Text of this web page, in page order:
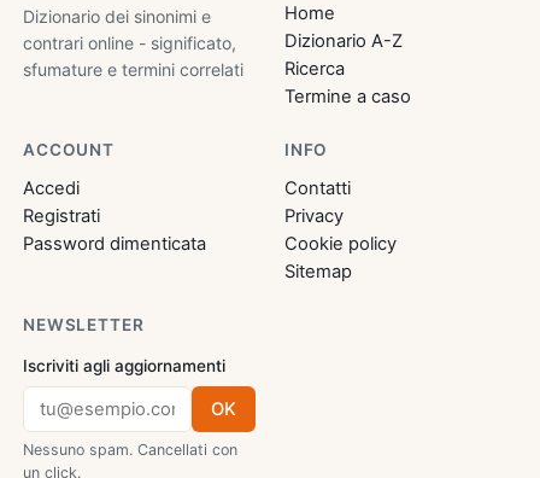
Dizionario dei sinonimi e
contrari online - significato,
sfumature e termini correlati
Home
Dizionario A-Z
Ricerca
Termine a caso
ACCOUNT
Accedi
Registrati
Password dimenticata
INFO
Contatti
Privacy
Cookie policy
Sitemap
NEWSLETTER
Iscriviti agli aggiornamenti
OK
Nessuno spam. Cancellati con
un click.